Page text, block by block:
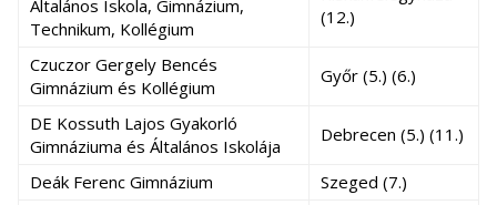
Általános Iskola, Gimnázium,
Technikum, Kollégium
(12.)
Czuczor Gergely Bencés
Gimnázium és Kollégium
Győr (5.) (6.)
DE Kossuth Lajos Gyakorló
Gimnáziuma és Általános Iskolája
Debrecen (5.) (11.)
Deák Ferenc Gimnázium
Szeged (7.)